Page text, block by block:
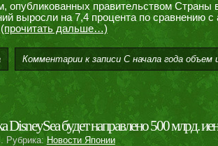
опубликованных правительством Страны
выросли на 7,4 процента по сравнению с
(прочитать дальше…)
Комментариик записи С начала года объем
DisneySea будет направлено 500 млрд. иен
Рубрика: Новости Японии